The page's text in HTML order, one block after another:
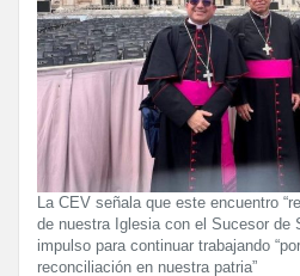
La CEV señala que este encuentro
de nuestra Iglesia con el Sucesor de
impulso para continuar trabajando
reconciliación en nuestra patria”